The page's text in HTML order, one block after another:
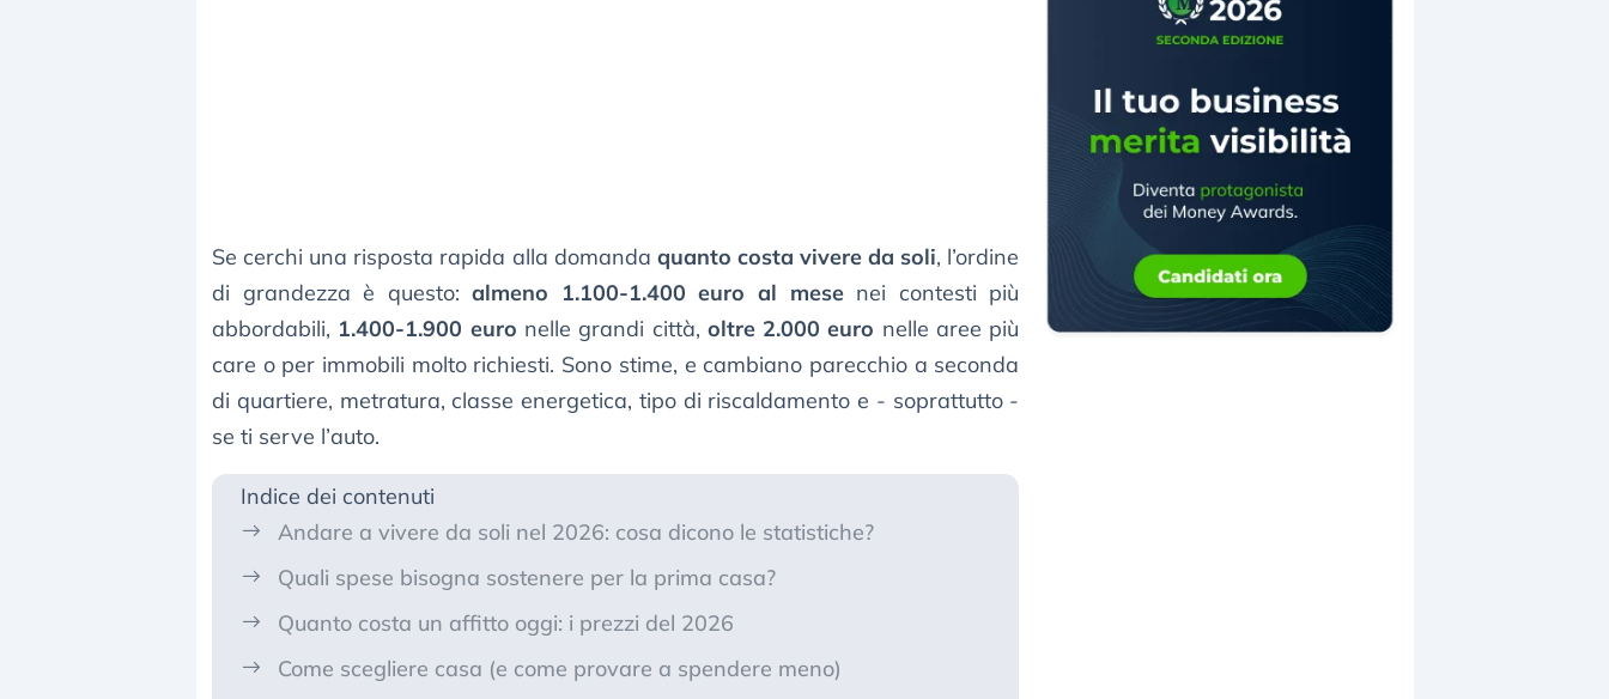
Se cerchi una risposta rapida alla domanda quanto costa vivere da soli, l’ordine
di grandezza è questo:almeno 1.100-1.400 euro al mesenei contesti più
abbordabili, 1.400-1.900 euro nelle grandi città, oltre 2.000 euro nelle aree più
care o per immobili molto richiesti. Sono stime, e cambiano parecchio a seconda
di quartiere, metratura, classe energetica, tipo di riscaldamento e - soprattutto -
se ti serve l’auto.
Indice dei contenuti
Andare a vivere da soli nel 2026: cosa dicono le statistiche?
Quali spese bisogna sostenere per la prima casa?
Quanto costa un affitto oggi: i prezzi del 2026
Come scegliere casa (e come provare a spendere meno)